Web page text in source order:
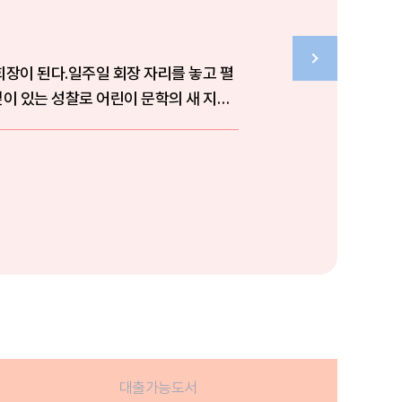
이 된다.일주일 회장 자리를 놓고 펼
있는 성찰로 어린이 문학의 새 지평
대출가능도서